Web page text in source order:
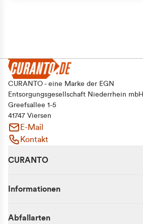
CURANTO - eine Marke der EGN
Entsorgungsgesellschaft Niederrhein mbH
Greefsallee 1-5
41747 Viersen
E-Mail
Kontakt
CURANTO
Informationen
Abfallarten